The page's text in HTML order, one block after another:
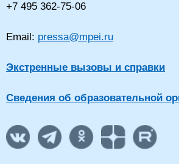
+7 495 362-75-06
Email: pressa@mpei.ru
Экстренные вызовы и справки
Сведения об образовательной